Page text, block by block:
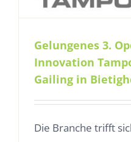
Gelungenes 3.
Innovation
Gailing in
Die Branche trifft